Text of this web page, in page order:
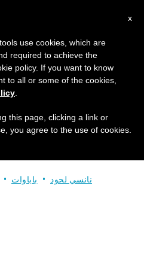
البابا: "اعبدوا
نانسي لحود باباوات
x
use cookies, which are
required to achieve the
policy. If you want to know
to all or some of the cookies,
this page, clicking a link or
you agree to the use of cookies.